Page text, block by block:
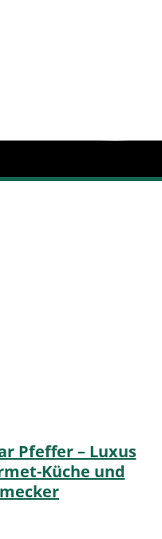
Pfeffer – Luxus
Küche und